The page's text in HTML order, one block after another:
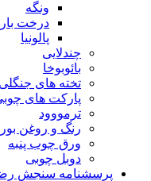
ونگه
درخت
پالونیا
چندلایی
بائوبوخا
تخته های جنگلی
پارکت های
ترمووود
رنگ و روغن
ورق چوب پنبه
دوبل چوبی
پرسشنامه سنجش